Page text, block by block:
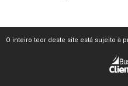
O inteiro teor deste site está sujeito à